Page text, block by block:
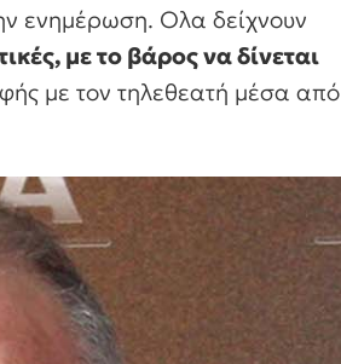
ενημέρωση. Ολα δείχνουν
με το βάρος να δίνεται
με τον τηλεθεατή μέσα από